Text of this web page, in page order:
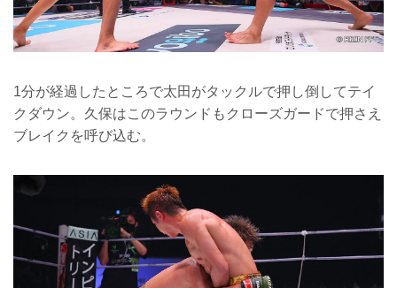
1分が経過したところで太田がタックルで押し倒してテイ
クダウン。久保はこのラウンドもクローズガードで押さえ
ブレイクを呼び込む。